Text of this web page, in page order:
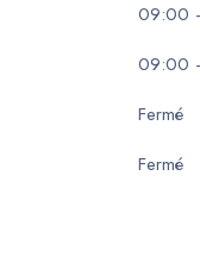
09:00
09:00
Fermé
Fermé